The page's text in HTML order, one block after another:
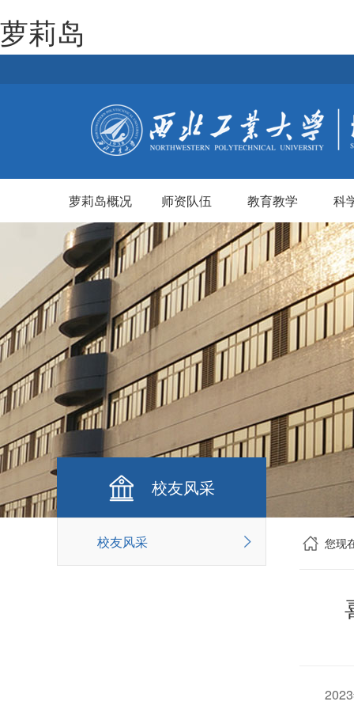
萝莉岛
萝莉岛概况 师资队伍 教育教学 科
校友风采
校友风采 您现